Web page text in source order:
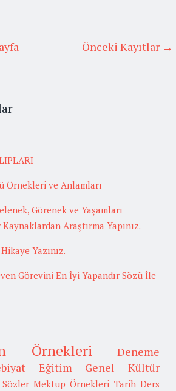
Önceki Kayıtlar →
Örnekleri ve Anlamları
Görenek ve Yaşamları
Araştırma Yapınız.
Yazınız.
Görevini En İyi Yapandır Sözü İle
Örnekleri
Deneme
Eğitim Genel Kültür
Mektup Örnekleri Tarih Ders